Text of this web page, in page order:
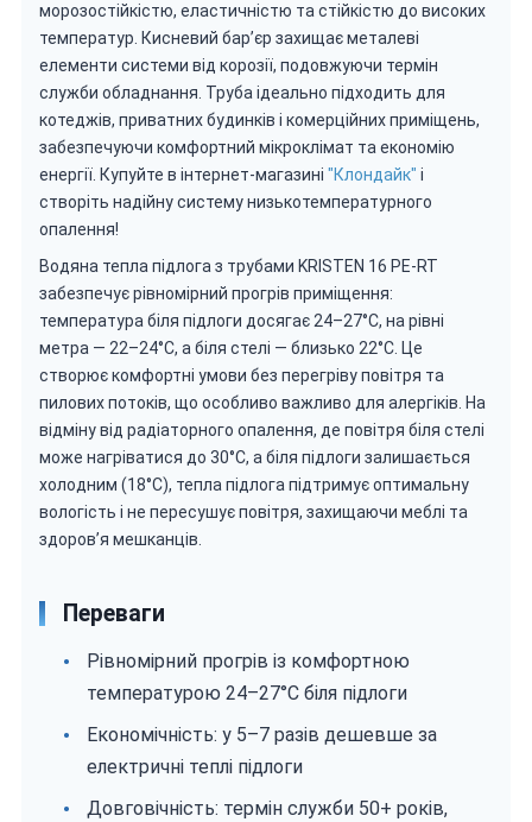
морозостійкістю, еластичністю та стійкістю до високих
температур. Кисневий бар’єр захищає металеві
елементи системи від корозії, подовжуючи термін
служби обладнання. Труба ідеально підходить для
котеджів, приватних будинків і комерційних приміщень,
забезпечуючи комфортний мікроклімат та економію
енергії. Купуйте в інтернет-магазині "Клондайк" і
створіть надійну систему низькотемпературного
опалення!
Водяна тепла підлога з трубами KRISTEN 16 PE-RT
забезпечує рівномірний прогрів приміщення:
температура біля підлоги досягає 24–27°C, на рівні
метра — 22–24°C, а біля стелі — близько 22°C. Це
створює комфортні умови без перегріву повітря та
пилових потоків, що особливо важливо для алергіків. На
відміну від радіаторного опалення, де повітря біля стелі
може нагріватися до 30°C, а біля підлоги залишається
холодним (18°C), тепла підлога підтримує оптимальну
вологість і не пересушує повітря, захищаючи меблі та
здоров’я мешканців.
Переваги
Рівномірний прогрів із комфортною
температурою 24–27°C біля підлоги
Економічність: у 5–7 разів дешевше за
електричні теплі підлоги
Довговічність: термін служби 50+ років,